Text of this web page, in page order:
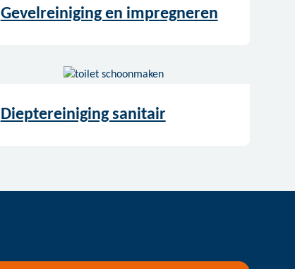
Gevelreiniging en impregneren
Dieptereiniging sanitair